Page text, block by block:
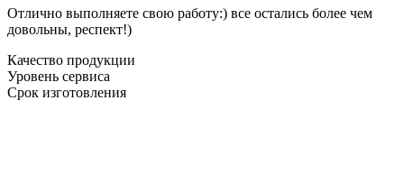
Отлично выполняете свою работу:) все остались более чем
довольны, респект!)
Качество продукции
Уровень сервиса
Срок изготовления